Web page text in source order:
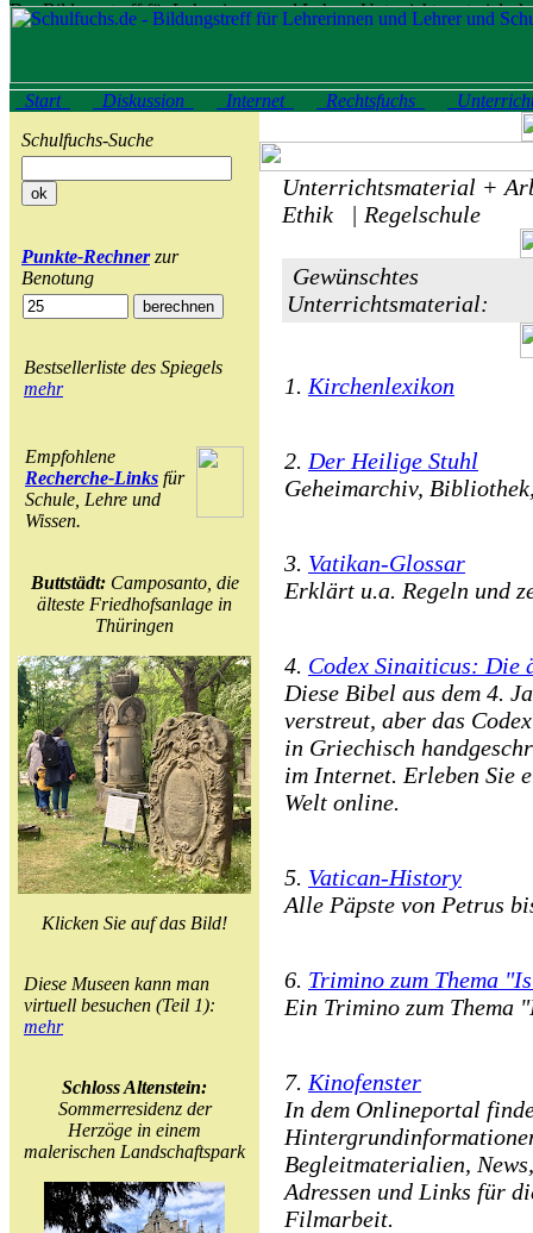
Start Diskussion Internet Rechtsfuchs
Schulfuchs-Suche
Punkte-Rechnerzur
Benotung
Bestsellerliste des Spiegels
mehr
Empfohlene
Recherche-Links für
Schule, Lehre und
Wissen.
Buttstädt:Camposanto, die
älteste Friedhofsanlage in
Thüringen
Klicken Sie auf das Bild!
Diese Museen kann man
virtuell besuchen (Teil 1):
mehr
Schloss Altenstein:
Sommerresidenz der
Herzöge in einem
malerischen Landschaftspark
Unterrichtsmaterial +
Ethik | Regelschule
Gewünschtes
Unterrichtsmaterial:
1. Kirchenlexikon
2. Der Heilige Stuhl
Geheimarchiv,
3. Vatikan-Glossar
Erklärt u.a. Regeln und
4. Codex Sinaiticus: Die
Diese Bibel aus dem 4.
verstreut, aber das
in Griechisch
im Internet. Erleben Sie
Welt online.
5. Vatican-History
Alle Päpste von Petrus
6. Trimino zum Thema
Ein Trimino zum Thema
7. Kinofenster
In dem Onlineportal
Begleitmaterialien,
Adressen und Links für
Filmarbeit.